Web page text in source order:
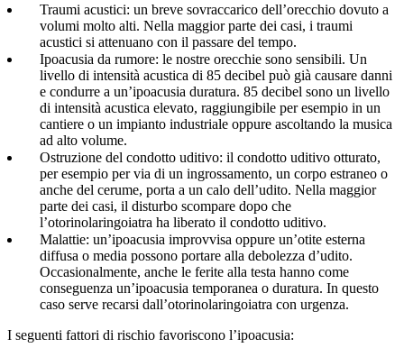
Traumi acustici: un breve sovraccarico dell’orecchio dovuto a
volumi molto alti. Nella maggior parte dei casi, i traumi
acustici si attenuano con il passare del tempo.
Ipoacusia da rumore: le nostre orecchie sono sensibili. Un
livello di intensità acustica di 85 decibel può già causare danni
e condurre a un’ipoacusia duratura. 85 decibel sono un livello
di intensità acustica elevato, raggiungibile per esempio in un
cantiere o un impianto industriale oppure ascoltando la musica
ad alto volume.
Ostruzione del condotto uditivo: il condotto uditivo otturato,
per esempio per via di un ingrossamento, un corpo estraneo o
anche del cerume, porta a un calo dell’udito. Nella maggior
parte dei casi, il disturbo scompare dopo che
l’otorinolaringoiatra ha liberato il condotto uditivo.
Malattie: un’ipoacusia improvvisa oppure un’otite esterna
diffusa o media possono portare alla debolezza d’udito.
Occasionalmente, anche le ferite alla testa hanno come
conseguenza un’ipoacusia temporanea o duratura. In questo
caso serve recarsi dall’otorinolaringoiatra con urgenza.
I seguenti fattori di rischio favoriscono l’ipoacusia: